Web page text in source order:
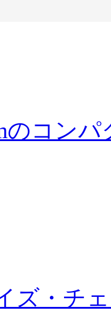
のコン
ズ・チ